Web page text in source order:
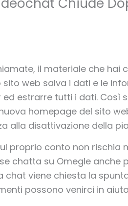
il materiale che hai
web salva i dati e le
estrarre tutti i dati. Così
homepage del sito
alla disattivazione della
proprio conto non rischia
chatta su Omegle anche
chat viene chiesta la
possono venirci in aiuto